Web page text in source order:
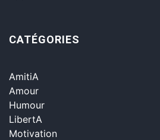
CATÉGORIES
AmitiA
Amour
Humour
LibertA
Motivation